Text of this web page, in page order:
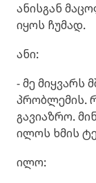
ანისგან
იყოს ჩუმად.
ანი:
- მე მიყვარს
პრობლემის.
გავიაზრო.
ილოს ხმის
ილო: